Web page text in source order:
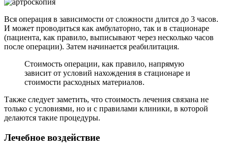
Вся операция в зависимости от сложности длится до 3 часов.
И может проводиться как амбулаторно, так и в стационаре
(пациента, как правило, выписывают через несколько часов
после операции). Затем начинается реабилитация.
Стоимость операции, как правило, напрямую
зависит от условий нахождения в стационаре и
стоимости расходных материалов.
Также следует заметить, что стоимость лечения связана не
только с условиями, но и с правилами клиники, в которой
делаются такие процедуры.
Лечебное воздействие